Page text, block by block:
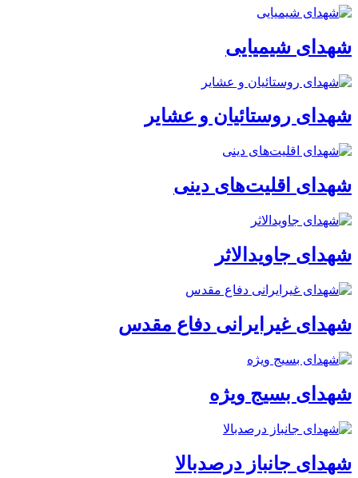
شهدای شیمیایی
شهدای روستائیان و عشایر
شهدای اقلیت‌های دینی
شهدای جاویدالاثر
شهدای غیرایرانی دفاع مقدس
شهدای بسیج ویژه
شهدای جانباز درصدبالا